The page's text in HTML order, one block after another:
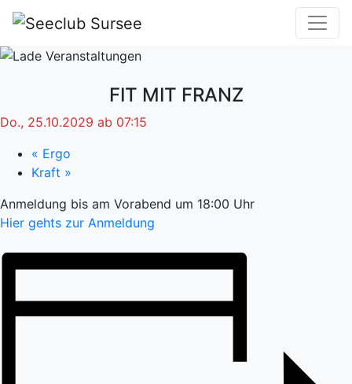
FIT MIT FRANZ
Do., 25.10.2029 ab 07:15
« Ergo
Kraft »
Anmeldung bis am Vorabend um 18:00 Uhr
Hier gehts zur Anmeldung